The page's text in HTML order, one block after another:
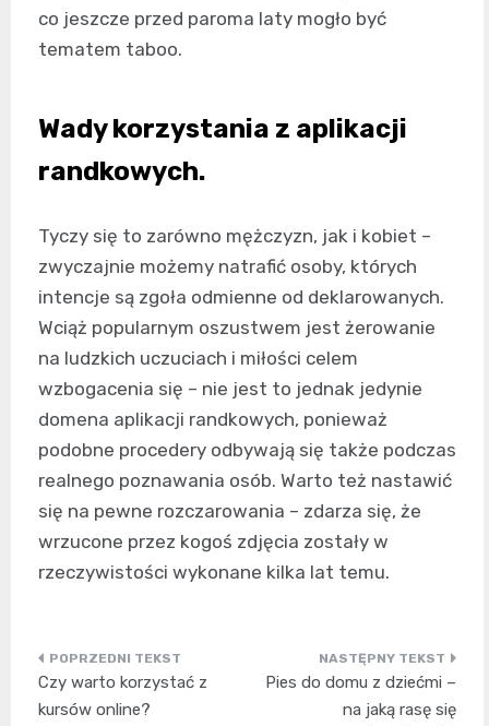
co jeszcze przed paroma laty mogło być
tematem taboo.
Wady korzystania z aplikacji
randkowych.
Tyczy się to zarówno mężczyzn, jak i kobiet –
zwyczajnie możemy natrafić osoby, których
intencje są zgoła odmienne od deklarowanych.
Wciąż popularnym oszustwem jest żerowanie
na ludzkich uczuciach i miłości celem
wzbogacenia się – nie jest to jednak jedynie
domena aplikacji randkowych, ponieważ
podobne procedery odbywają się także podczas
realnego poznawania osób. Warto też nastawić
się na pewne rozczarowania – zdarza się, że
wrzucone przez kogoś zdjęcia zostały w
rzeczywistości wykonane kilka lat temu.
Nawigacja
wpisu
Czy warto korzystać z
kursów online?
Pies do domu z dziećmi –
na jaką rasę się